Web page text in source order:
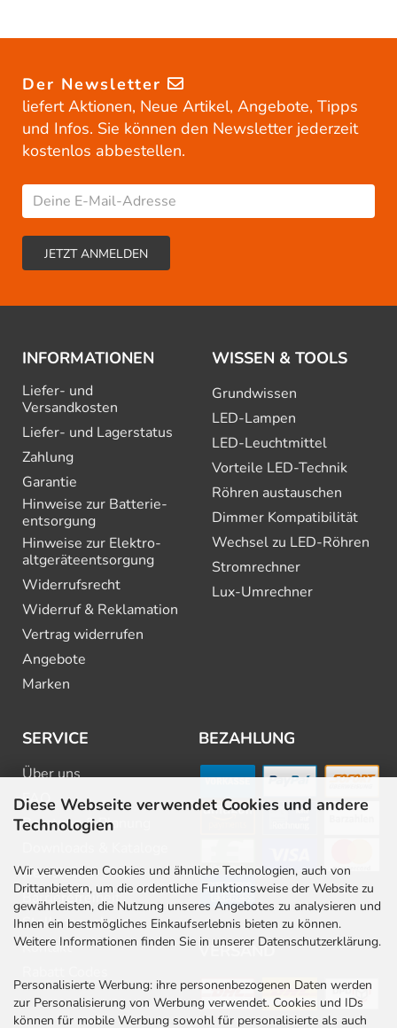
Diese Webseite verwendet Cookies und andere
Technologien
Wir verwenden Cookies und ähnliche Technologien, auch von
Drittanbietern, um die ordentliche Funktionsweise der Website zu
gewährleisten, die Nutzung unseres Angebotes zu analysieren und
Ihnen ein bestmögliches Einkaufserlebnis bieten zu können.
Weitere Informationen finden Sie in unserer Datenschutzerklärung.
Personalisierte Werbung: ihre personenbezogenen Daten werden
zur Personalisierung von Werbung verwendet. Cookies und IDs
können für mobile Werbung sowohl für personalisierte als auch
Der Newsletter
liefert Aktionen, Neue Artikel, Angebote, Tipps
und Infos. Sie können den Newsletter jederzeit
kostenlos abbestellen.
INFORMATIONEN
Liefer- und
Versandkosten
Liefer- und Lagerstatus
Zahlung
Garantie
Hinweise zur Batterie­
entsorgung
Hinweise zur Elektro­
altgeräte­entsorgung
Widerrufsrecht
Widerruf & Reklamation
Vertrag widerrufen
Angebote
Marken
WISSEN & TOOLS
Grundwissen
LED-Lampen
LED-Leuchtmittel
Vorteile LED-Technik
Röhren austauschen
Dimmer Kompatibilität
Wechsel zu LED-Röhren
Stromrechner
Lux-Umrechner
SERVICE
Über uns
FAQ
Beratung & Planung
Newsletter
Barrierefreiheit
Stellenangebote
Kontakt
BEZAHLUNG
VERSAND